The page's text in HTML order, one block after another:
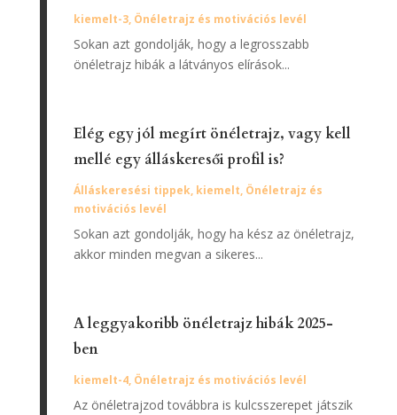
kiemelt-3, Önéletrajz és motivációs levél
Sokan azt gondolják, hogy a legrosszabb
önéletrajz hibák a látványos elírások...
Elég egy jól megírt önéletrajz, vagy kell
mellé egy álláskeresői profil is?
Álláskeresési tippek, kiemelt, Önéletrajz és
motivációs levél
Sokan azt gondolják, hogy ha kész az önéletrajz,
akkor minden megvan a sikeres...
A leggyakoribb önéletrajz hibák 2025-
ben
kiemelt-4, Önéletrajz és motivációs levél
Az önéletrajzod továbbra is kulcsszerepet játszik